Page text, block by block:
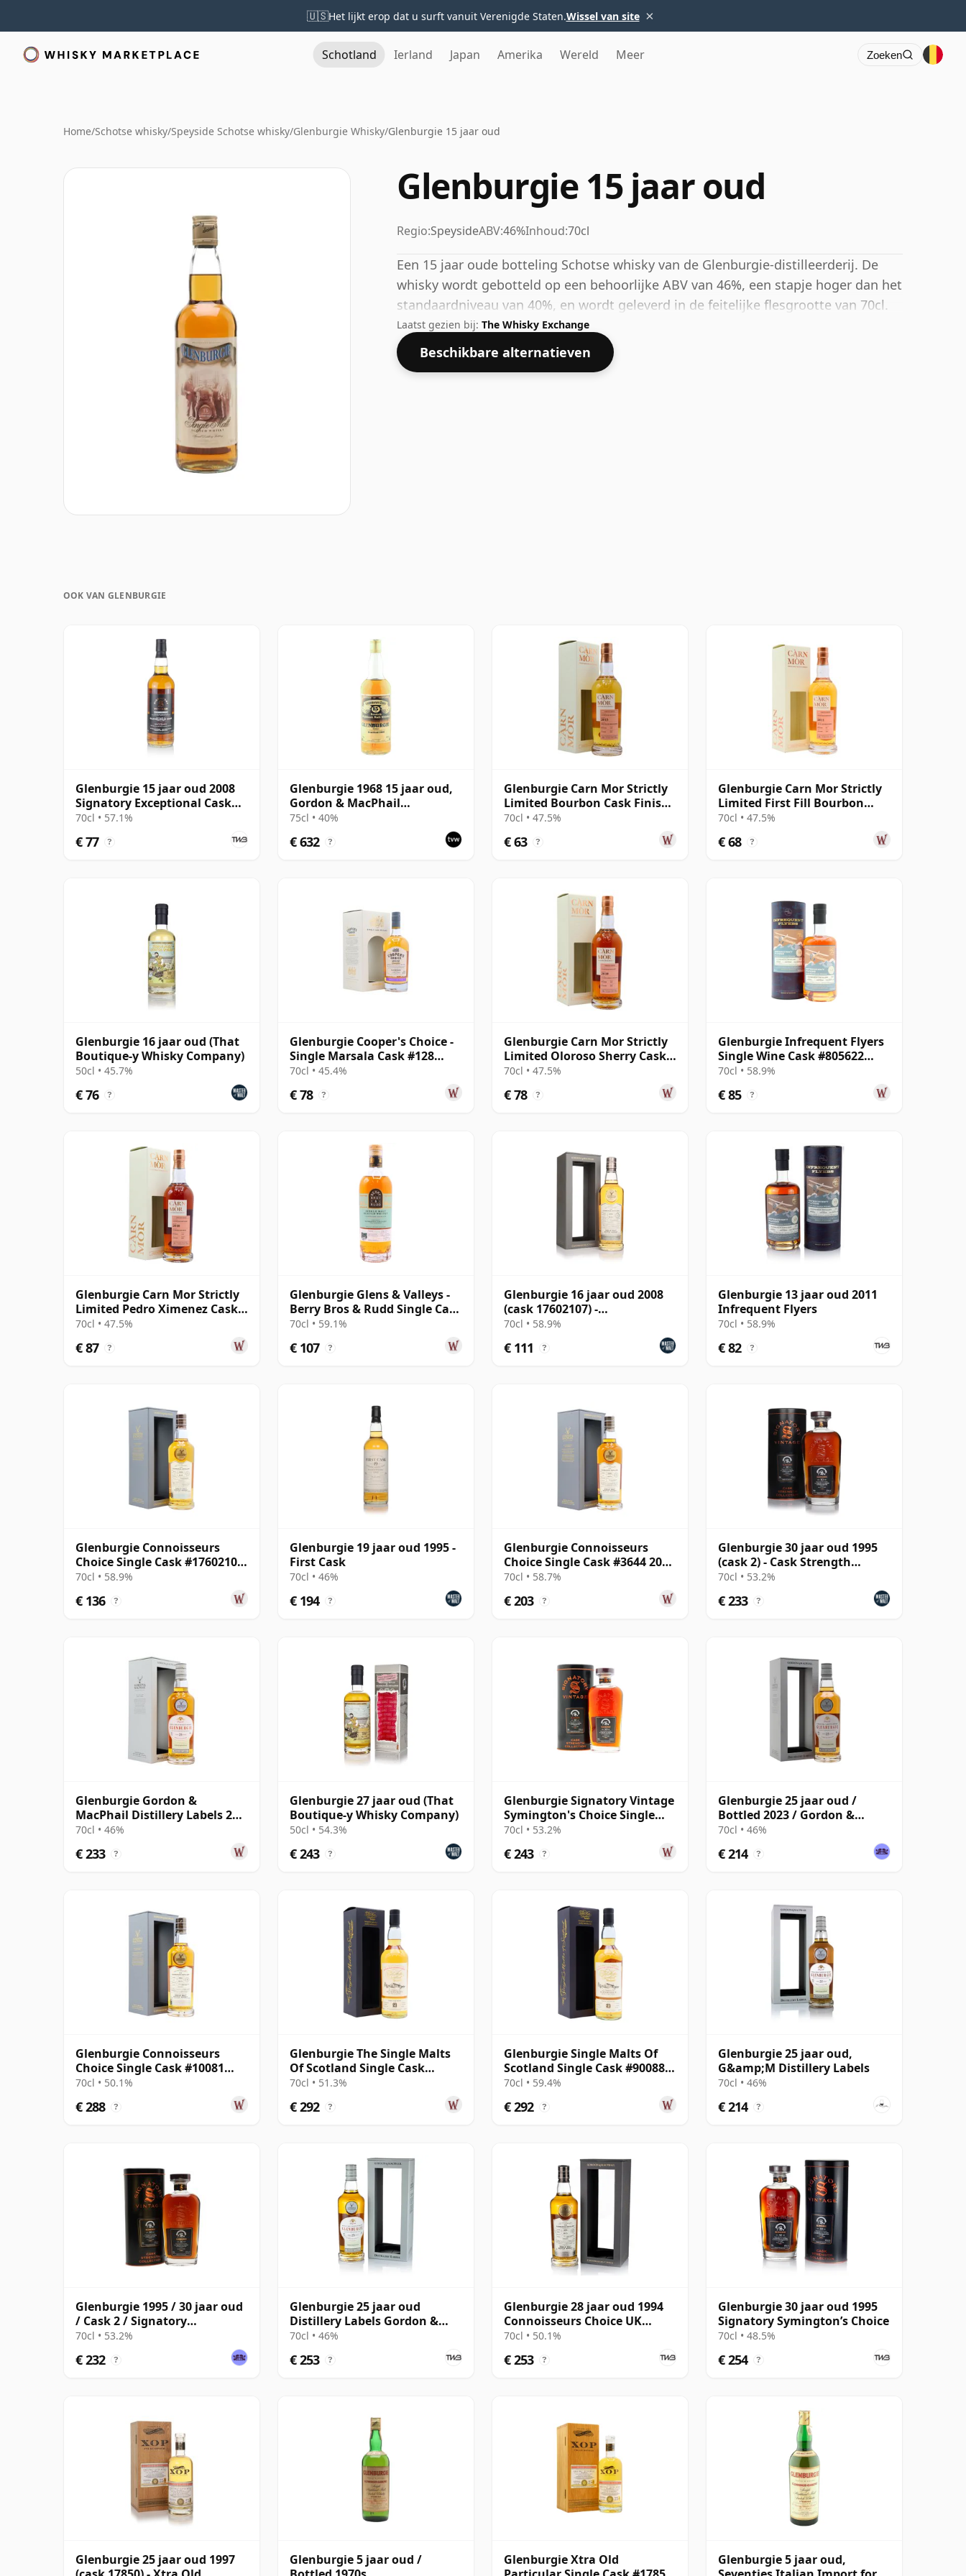
🇺🇸Het lijkt erop dat u surft vanuit Verenigde Staten.Wissel van site ×
Schotland Ierland Japan Amerika Wereld Meer Zoeken
Home/Schotse whisky/Speyside Schotse whisky/Glenburgie Whisky/Glenburgie 15 jaar oud
Glenburgie 15 jaar oud
Regio:SpeysideABV:46%Inhoud:70cl
Een 15 jaar oude botteling Schotse whisky van de Glenburgie-distilleerderij. De
whisky wordt gebotteld op een behoorlijke ABV van 46%, een stapje hoger dan het
standaardniveau van 40%, en wordt geleverd in de feitelijke flesgrootte van 70cl.
Laatst gezien bij: The Whisky Exchange
Beschikbare alternatieven
OOK VAN GLENBURGIE
Glenburgie 15 jaar oud 2008
Signatory Exceptional Cask
Edition #2
70cl • 57.1%
€ 77 ?
Glenburgie 1968 15 jaar oud,
Gordon & MacPhail
Connoisseurs Choice
75cl • 40%
€ 632 ?
Glenburgie Carn Mor Strictly
Limited Bourbon Cask Finish
Sing 2013 8 jaar oud
70cl • 47.5%
€ 63 ?
Glenburgie Carn Mor Strictly
Limited First Fill Bourbon
Cask 2011 10 jaar oud
70cl • 47.5%
€ 68 ?
Glenburgie 16 jaar oud (That
Boutique-y Whisky Company)
50cl • 45.7%
€ 76 ?
Glenburgie Cooper's Choice -
Single Marsala Cask #128
2012 8 jaar oud
70cl • 45.4%
€ 78 ?
Glenburgie Carn Mor Strictly
Limited Oloroso Sherry Cask
Fini 2010 11 jaar oud
70cl • 47.5%
€ 78 ?
Glenburgie Infrequent Flyers
Single Wine Cask #805622
2011 13 jaar oud
70cl • 58.9%
€ 85 ?
Glenburgie Carn Mor Strictly
Limited Pedro Ximenez Cask
Finis 2010 12 jaar oud
70cl • 47.5%
€ 87 ?
Glenburgie Glens & Valleys -
Berry Bros & Rudd Single Cask
#8 2008 16 jaar oud
70cl • 59.1%
€ 107 ?
Glenburgie 16 jaar oud 2008
(cask 17602107) -
Connoisseurs Choice
70cl • 58.9%
€ 111 ?
Glenburgie 13 jaar oud 2011
Infrequent Flyers
70cl • 58.9%
€ 82 ?
Glenburgie Connoisseurs
Choice Single Cask #17602107
2008 16 jaar oud
70cl • 58.9%
€ 136 ?
Glenburgie 19 jaar oud 1995 -
First Cask
70cl • 46%
€ 194 ?
Glenburgie Connoisseurs
Choice Single Cask #3644 2000
23 jaar oud
70cl • 58.7%
€ 203 ?
Glenburgie 30 jaar oud 1995
(cask 2) - Cask Strength
Collection
70cl • 53.2%
€ 233 ?
Glenburgie Gordon &
MacPhail Distillery Labels 25
jaar oud
70cl • 46%
€ 233 ?
Glenburgie 27 jaar oud (That
Boutique-y Whisky Company)
50cl • 54.3%
€ 243 ?
Glenburgie Signatory Vintage
Symington's Choice Single
Oloros 1995 30 jaar oud
70cl • 53.2%
€ 243 ?
Glenburgie 25 jaar oud /
Bottled 2023 / Gordon &
Macphail Distillery Labels
70cl • 46%
€ 214 ?
Glenburgie Connoisseurs
Choice Single Cask #10081
1994 28 jaar oud
70cl • 50.1%
€ 288 ?
Glenburgie The Single Malts
Of Scotland Single Cask
#900889 1998 21 jaar oud
70cl • 51.3%
€ 292 ?
Glenburgie Single Malts Of
Scotland Single Cask #900887
1998 21 jaar oud
70cl • 59.4%
€ 292 ?
Glenburgie 25 jaar oud,
G&amp;M Distillery Labels
70cl • 46%
€ 214 ?
Glenburgie 1995 / 30 jaar oud
/ Cask 2 / Signatory
Symington’s Choice
70cl • 53.2%
€ 232 ?
Glenburgie 25 jaar oud
Distillery Labels Gordon &
MacPhail
70cl • 46%
€ 253 ?
Glenburgie 28 jaar oud 1994
Connoisseurs Choice UK
Exclusive
70cl • 50.1%
€ 253 ?
Glenburgie 30 jaar oud 1995
Signatory Symington’s Choice
70cl • 48.5%
€ 254 ?
Glenburgie 25 jaar oud 1997
Glenburgie 5 jaar oud /
Glenburgie Xtra Old
Glenburgie 5 jaar oud,